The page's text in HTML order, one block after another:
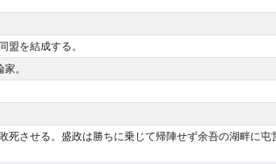
を結成する。
。
させる。盛政は勝ちに乗じて帰陣せず余吾の湖畔に